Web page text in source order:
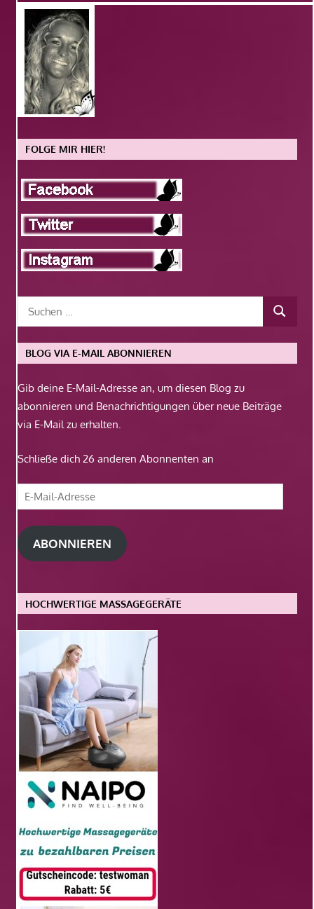
FOLGE MIR HIER!
BLOG VIA E-MAIL ABONNIEREN
Gib deine E-Mail-Adresse an, um diesen Blog zu
abonnieren und Benachrichtigungen über neue Beiträge
via E-Mail zu erhalten.
Schließe dich 26 anderen Abonnenten an
E-
Mail-
Adresse
ABONNIEREN
HOCHWERTIGE MASSAGEGERÄTE